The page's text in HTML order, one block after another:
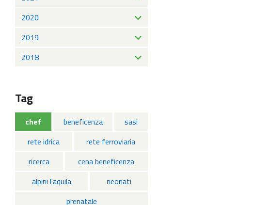
2020
2019
2018
Tag
chef beneficenza
sasi
rete idrica
rete ferroviaria
ricerca
cena beneficenza
alpini l'aquila
neonati
prenatale